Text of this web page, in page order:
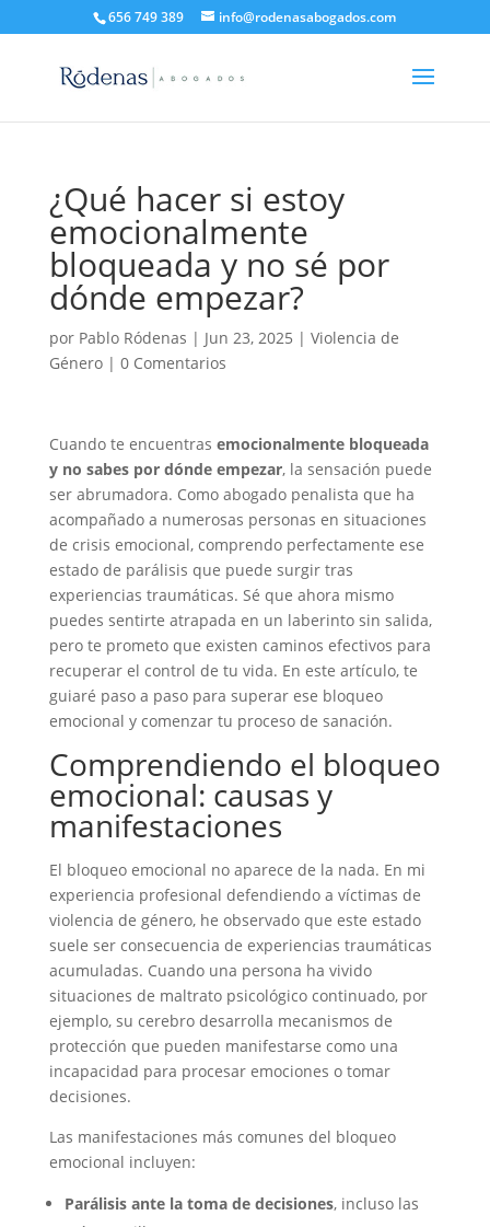
656 749 389 info@rodenasabogados.com
¿Qué hacer si estoy
emocionalmente
bloqueada y no sé por
dónde empezar?
por Pablo Ródenas | Jun 23, 2025 | Violencia de
Género| 0 Comentarios
Cuando te encuentras emocionalmente bloqueada
y no sabes por dónde empezar, la sensación puede
ser abrumadora. Como abogado penalista que ha
acompañado a numerosas personas en situaciones
de crisis emocional, comprendo perfectamente ese
estado de parálisis que puede surgir tras
experiencias traumáticas. Sé que ahora mismo
puedes sentirte atrapada en un laberinto sin salida,
pero te prometo que existen caminos efectivos para
recuperar el control de tu vida. En este artículo, te
guiaré paso a paso para superar ese bloqueo
emocional y comenzar tu proceso de sanación.
Comprendiendo el bloqueo
emocional: causas y
manifestaciones
El bloqueo emocional no aparece de la nada. En mi
experiencia profesional defendiendo a víctimas de
violencia de género, he observado que este estado
suele ser consecuencia de experiencias traumáticas
acumuladas. Cuando una persona ha vivido
situaciones de maltrato psicológico continuado, por
ejemplo, su cerebro desarrolla mecanismos de
protección que pueden manifestarse como una
incapacidad para procesar emociones o tomar
decisiones.
Las manifestaciones más comunes del bloqueo
emocional incluyen:
Parálisis ante la toma de decisiones, incluso las